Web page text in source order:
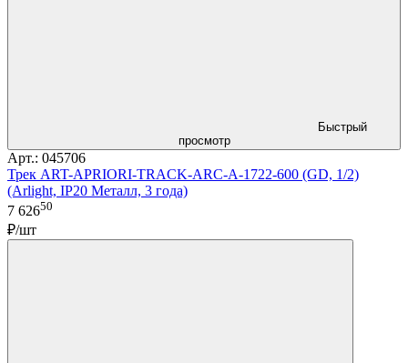
Быстрый
просмотр
Арт.: 045706
Трек ART-APRIORI-TRACK-ARC-A-1722-600 (GD, 1/2)
(Arlight, IP20 Металл, 3 года)
7 62650
₽/шт